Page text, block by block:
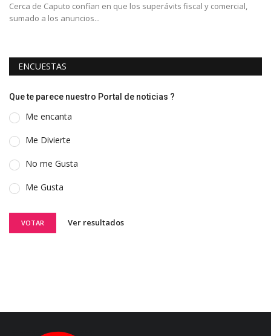
Cerca de Caputo confían en que los superávits fiscal y comercial,
sumado a los anuncios...
ENCUESTAS
Que te parece nuestro Portal de noticias ?
Me encanta
Me Divierte
No me Gusta
Me Gusta
VOTAR Ver resultados